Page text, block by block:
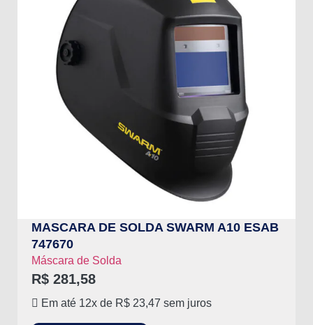
MASCARA DE SOLDA SWARM A10 ESAB
747670
Máscara de Solda
R$ 281,58
Em até 12x de R$ 23,47 sem juros